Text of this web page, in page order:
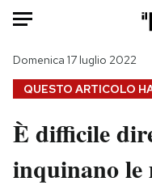
HOME
Italia
Politica
QUESTO ARTICOLO
Domenica 17 luglio 2022
È difficile
inquinano le